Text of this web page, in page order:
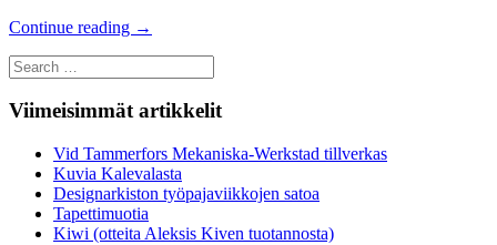
Continue reading →
Search
for:
Viimeisimmät artikkelit
Vid Tammerfors Mekaniska-Werkstad tillverkas
Kuvia Kalevalasta
Designarkiston työpajaviikkojen satoa
Tapettimuotia
Kiwi (otteita Aleksis Kiven tuotannosta)